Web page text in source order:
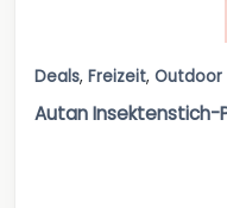
Deals, Freizeit, Outdoor
Autan Insektenstich-